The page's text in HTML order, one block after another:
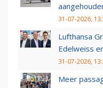
31-07-2026,
Lufthansa
Edelweiss
31-07-2026,
Meer